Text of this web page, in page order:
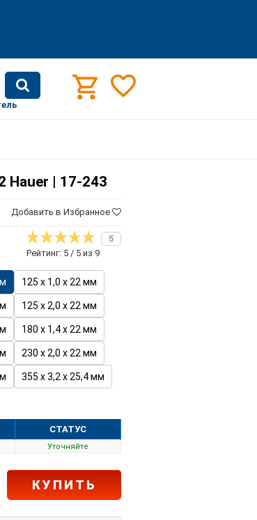
Hauer | 17-243
Добавить в Избранное
5
Рейтинг: 5 / 5 из 9
125 х 1,0 х 22 мм
125 х 2,0 х 22 мм
180 х 1,4 х 22 мм
230 х 2,0 х 22 мм
355 х 3,2 х 25,4 мм
СТАТУС
Уточняйте
КУПИТЬ